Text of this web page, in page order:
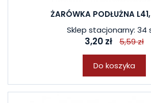
ŻARÓWKA PODŁUŻNA
Sklep stacjonarny: 34
3,20 zł 5,59 zł
Do koszyka